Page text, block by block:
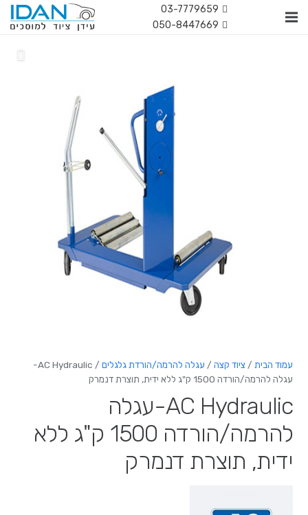
03-7779659
050-8447669
עמוד הבית / ציוד קצה / עגלה להרמה/הורדת גלגלים
/ AC Hydraulic-
עגלה להרמה/הורדה 1500 ק"ג ללא ידית, תוצרת דנמרק
AC Hydraulic-עגלה
להרמה/הורדה 1500 ק"ג ללא
ידית, תוצרת דנמרק